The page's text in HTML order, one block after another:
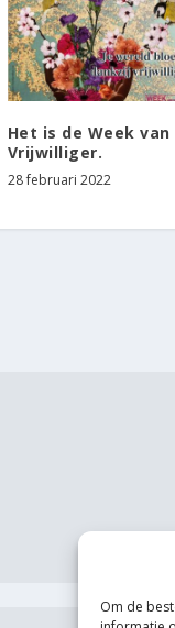
Om de
Het is de Week van
Vrijwilliger.
28 februari 2022